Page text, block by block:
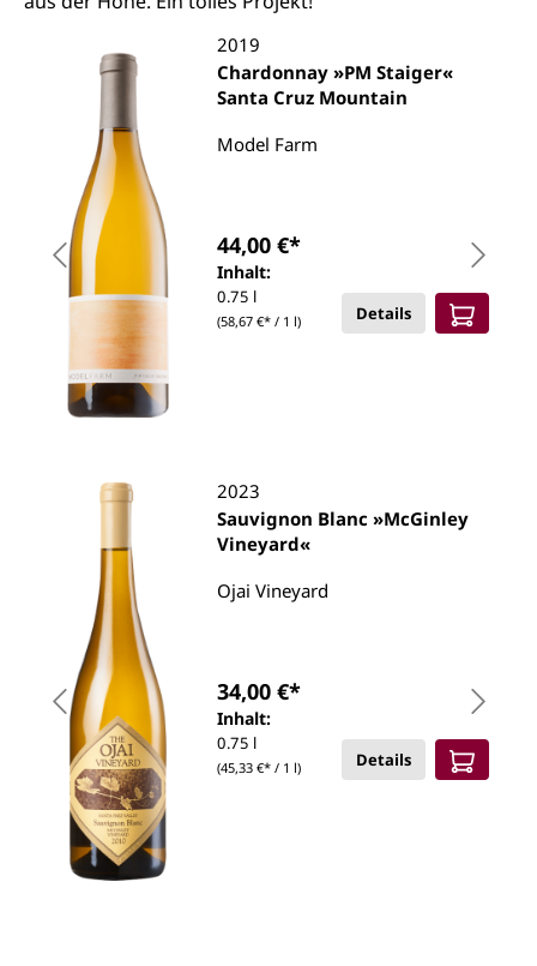
2019
Chardonnay »PM Staiger«
Santa Cruz Mountain
Model Farm
Inhalt:
0.75 l
(58,67 €* / 1 l)
44,00 €*
Details
2023
Sauvignon Blanc »McGinley
Vineyard«
Ojai Vineyard
Inhalt:
0.75 l
(45,33 €* / 1 l)
34,00 €*
Details